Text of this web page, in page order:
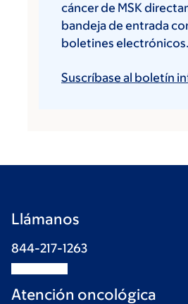
cáncer de MSK
bandeja de entrada
boletines electrónicos.
Suscríbase al boletín
Llámanos
844-217-1263
Atención oncológica